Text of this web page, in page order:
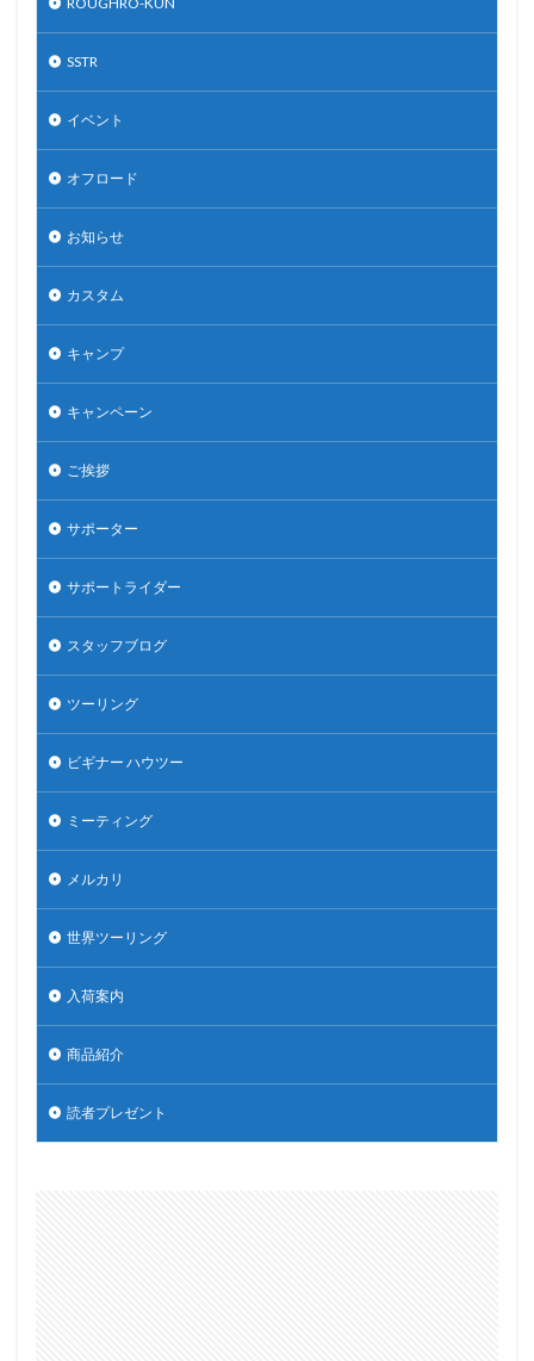
SSTR
イベント
オフロード
お知らせ
カスタム
キャンプ
キャンペーン
ご挨拶
サポーター
サポートライダー
スタッフブログ
ツーリング
ビギナー ハウツー
ミーティング
メルカリ
世界ツーリング
入荷案内
商品紹介
読者プレゼント